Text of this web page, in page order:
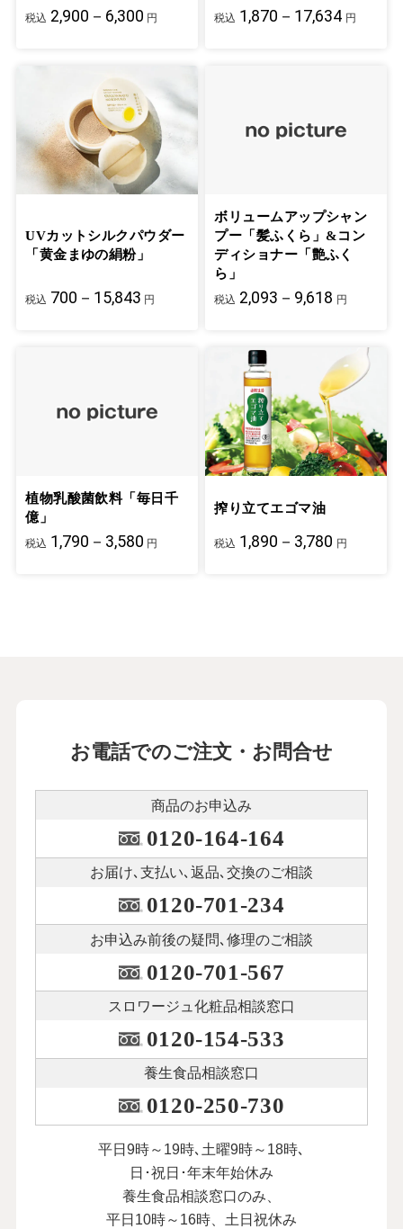
税込 2,900－6,300 円 税込 1,870－17,634 円
UVカットシルクパウダー
「黄金まゆの絹粉」
税込 700－15,843 円
ボリュームアップシャン
プー「髪ふくら」&コン
ディショナー「艶ふく
ら」
税込 2,093－9,618 円
植物乳酸菌飲料「毎日千
億」
税込 1,790－3,580 円
搾り立てエゴマ油
税込 1,890－3,780 円
お電話でのご注文・お問合せ
商品のお申込み
0120-164-164
お届け､支払い､ 返品､交換のご相談
0120-701-234
お申込み前後の疑問､修理のご相談
0120-701-567
スロワージュ化粧品相談窓口
0120-154-533
養生食品相談窓口
0120-250-730
平日9時～19時､土曜9時～18時､
日･祝日･年末年始休み
養生食品相談窓口のみ、
平日10時～16時、土日祝休み